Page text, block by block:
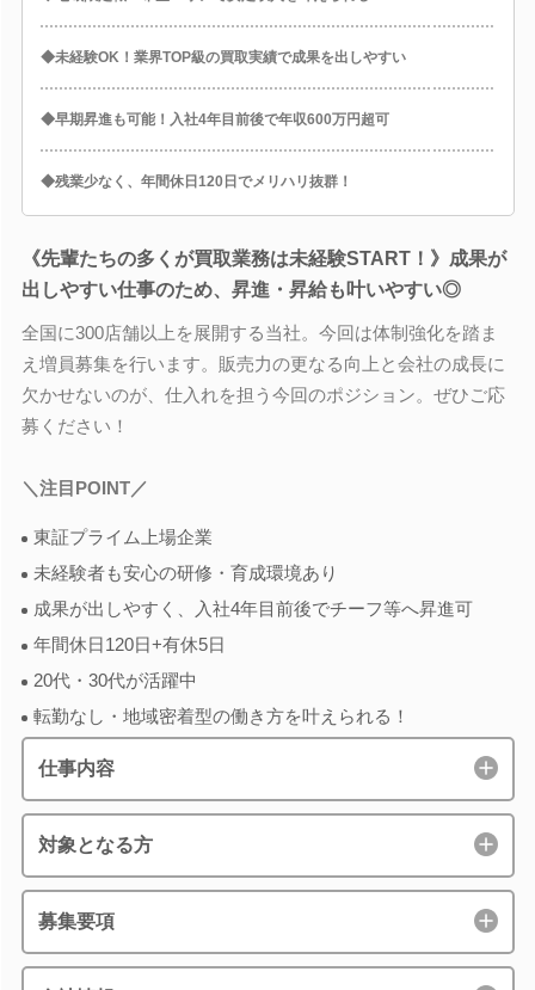
◆未経験OK！業界TOP級の買取実績で成果を出しやすい
◆早期昇進も可能！入社4年目前後で年収600万円超可
◆残業少なく、年間休日120日でメリハリ抜群！
《先輩たちの多くが買取業務は未経験START！》成果が
出しやすい仕事のため、昇進・昇給も叶いやすい◎
全国に300店舗以上を展開する当社。今回は体制強化を踏ま
え増員募集を行います。販売力の更なる向上と会社の成長に
欠かせないのが、仕入れを担う今回のポジション。ぜひご応
募ください！
＼注目POINT／
東証プライム上場企業
未経験者も安心の研修・育成環境あり
成果が出しやすく、入社4年目前後でチーフ等へ昇進可
年間休日120日+有休5日
20代・30代が活躍中
転勤なし・地域密着型の働き方を叶えられる！
仕事内容
対象となる方
募集要項